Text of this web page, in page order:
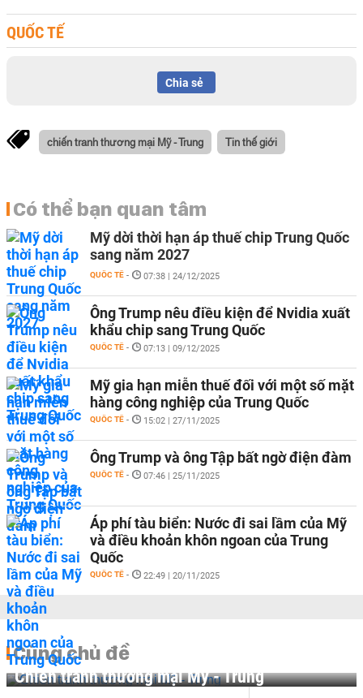
QUỐC TẾ
Chia sẻ
chiến tranh thương mại Mỹ - Trung Tin thế giới
Có thể bạn quan tâm
Mỹ dời thời hạn áp thuế chip Trung Quốc
sang năm 2027
QUỐC TẾ - 07:38 | 24/12/2025
Ông Trump nêu điều kiện để Nvidia xuất
khẩu chip sang Trung Quốc
QUỐC TẾ - 07:13 | 09/12/2025
Mỹ gia hạn miễn thuế đối với một số mặt
hàng công nghiệp của Trung Quốc
QUỐC TẾ - 15:02 | 27/11/2025
Ông Trump và ông Tập bất ngờ điện đàm
QUỐC TẾ - 07:46 | 25/11/2025
Áp phí tàu biển: Nước đi sai lầm của Mỹ
và điều khoản khôn ngoan của Trung
Quốc
QUỐC TẾ - 22:49 | 20/11/2025
Cùng chủ đề
Chiến tranh thương mại Mỹ - Trung